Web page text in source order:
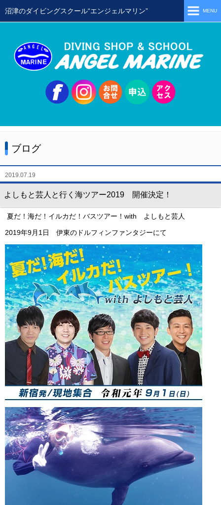
沼津のダイビングスクール“エンジェルマリン” MENU
当店の特徴
スクールメニュー
ステップアップコース
会員限定ツアー
ミニツアー
ビッグツアー
イベント
お客様の声
Q & A
ブログ
2019.07.19
よしもと芸人と行く海ツアー2019 開催決定！
夏だ！海だ！イルカだ！バスツアー！with よしもと芸人
2019年9月1日 伊東のドルフィンファンタジーにて